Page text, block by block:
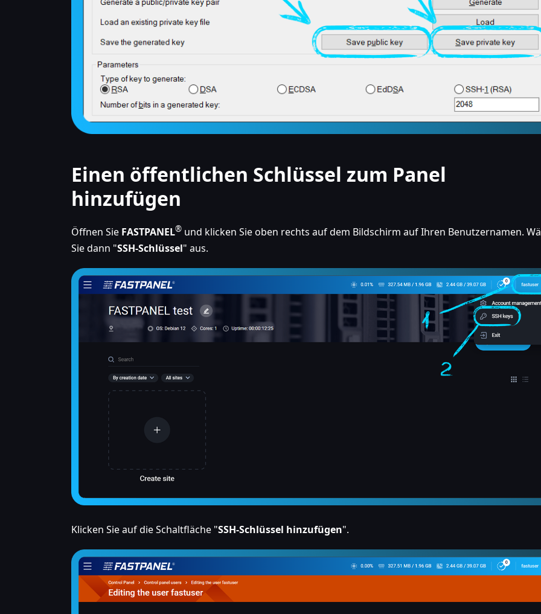
Einen öffentlichen Schlüssel zum Panel
hinzufügen
Öffnen Sie FASTPANEL® und klicken Sie oben rechts auf dem Bildschirm auf Ihren Benutzernamen.
Sie dann "SSH-Schlüssel" aus.
Klicken Sie auf die Schaltfläche "SSH-Schlüssel hinzufügen".